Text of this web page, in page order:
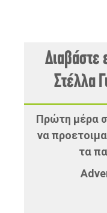
Διαβάστε
Στέλλα
Πρώτη μέρα
να
τα